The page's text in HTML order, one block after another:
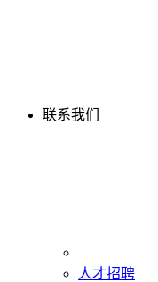
联系我们
人才招聘